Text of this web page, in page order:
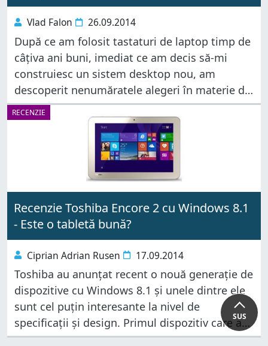
SUS
Vlad Falon 26.09.2014
După ce am folosit tastaturi de laptop timp de
câțiva ani buni, imediat ce am decis să-mi
construiesc un sistem desktop nou, am
descoperit nenumăratele alegeri în materie de
tastaturi. Ergonomice, mecanice, tastaturi
pentru jocuri și multe altele. Pentru că
RECENZIE
Recenzie Toshiba Encore 2 cu Windows 8.1
- Este o tabletă bună?
Ciprian Adrian Rusen 17.09.2014
Toshiba au anunțat recent o nouă generație de
dispozitive cu Windows 8.1 și unele dintre ele
sunt cel puțin interesante la nivel de
specificații și design. Primul dispozitiv care a
fost lansat din această generație este noul